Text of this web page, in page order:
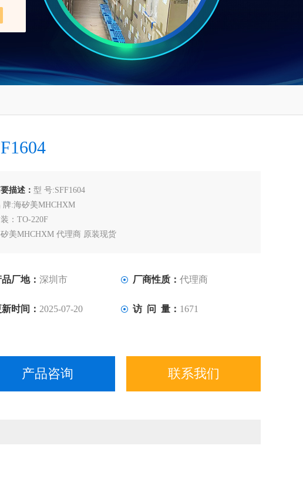
描述： 型 号:SFF1604
牌:海矽美MHCHXM
：TO-220F
美MHCHXM 代理商 原装现货
厂地： 深圳市 厂商性质： 代理商
时间： 2025-07-20 访 问 量： 1671
产品咨询 联系我们